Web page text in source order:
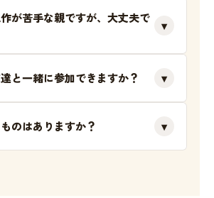
が苦手な親ですが、大丈夫で
▾
と一緒に参加できますか？ ▾
のはありますか？ ▾